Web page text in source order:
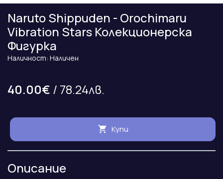
Naruto Shippuden - Orochimaru
Vibration Stars Колекционерска
Фигурка
Наличност: Наличен
40.00€ / 78.24лв.
Купи
Описание